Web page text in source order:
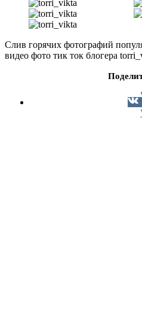
Слив горячих фотографий
видео фото тик ток блогера